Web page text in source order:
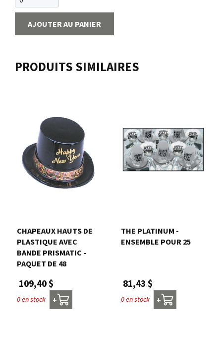
AJOUTER AU PANIER
PRODUITS SIMILAIRES
CHAPEAUX HAUTS DE
PLASTIQUE AVEC
BANDE PRISMATIC -
PAQUET DE 48
109,40 $
0 en stock +
THE PLATINUM -
ENSEMBLE POUR 25
81,43 $
0 en stock +